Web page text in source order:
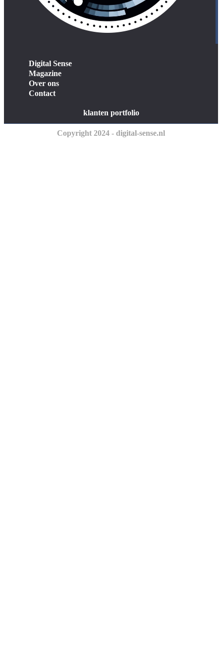
Digital Sense
Magazine
Over ons
Contact
klanten portfolio
Copyright 2024 - digital-sense.nl